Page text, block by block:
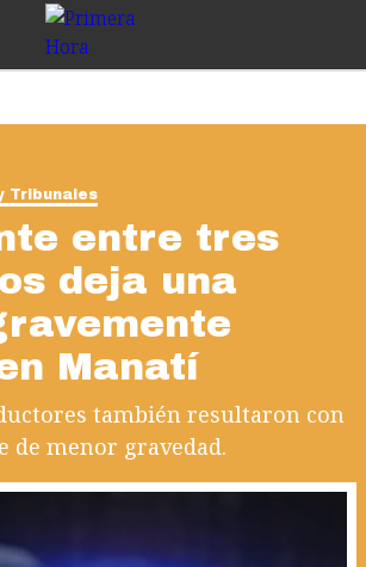
Tribunales
entre tres
deja una
Manatí
también resultaron con
de menor gravedad.